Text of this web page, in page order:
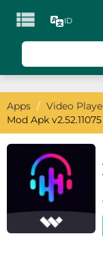
 ID
Games
Action
Arcade
Board
Card
Apps / Video
Mod Apk